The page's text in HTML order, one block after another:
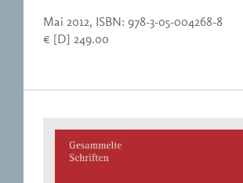
Mai 2012, ISBN: 978-3-05-004268-8
€ [D] 249.00